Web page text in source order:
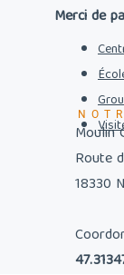
Merci de
Moulin
Route
18330